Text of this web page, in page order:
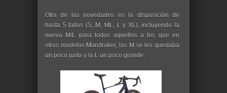
Otra de las novedades es la disposición de
hasta 5 tallas (S, M, ML, L y XL), incluyendo la
nueva M/L para todos aquellos a los que en
otros modelos Mondraker, las M se les quedaba
un poco justa y la L un poco grande.